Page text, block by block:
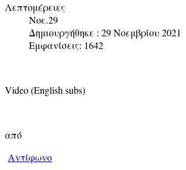
Λεπτομέρειες
Νοε.29
Δημιουργήθηκε : 29 Νοεμβρίου 2021
Εμφανίσεις: 1642
Video (English subs)
από
Αντίφωνο